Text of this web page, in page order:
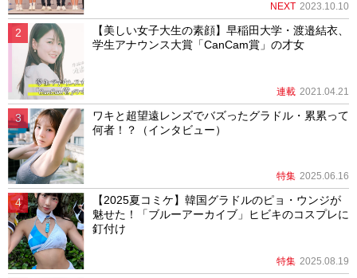
NEXT 2023.10.10
【美しい女子大生の素顔】早稲田大学・渡邉結衣、
学生アナウンス大賞「CanCam賞」の才女
連載 2021.04.21
ワキと超望遠レンズでバズったグラドル・累累って
何者！？（インタビュー）
特集 2025.06.16
【2025夏コミケ】韓国グラドルのピョ・ウンジが
魅せた！「ブルーアーカイブ」ヒビキのコスプレに
釘付け
特集 2025.08.19